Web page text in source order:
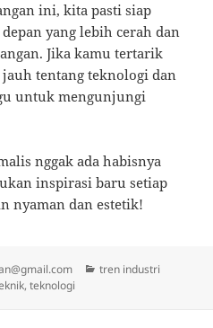
ini, kita pasti siap
yang lebih cerah dan
Jika kamu tertarik
tentang teknologi dan
untuk mengunjungi
nggak ada habisnya
inspirasi baru setiap
nyaman dan estetik!
Categories
tren industri
,teknologi